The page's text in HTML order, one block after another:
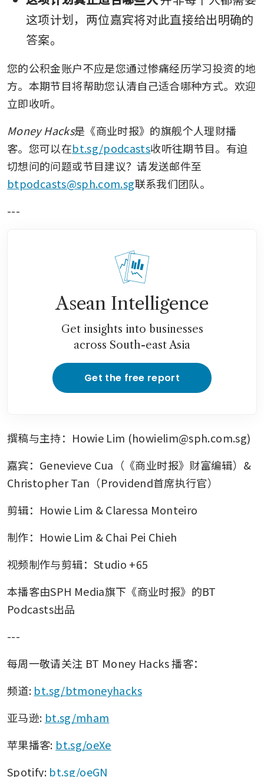
这项计划，两位嘉宾将对此直接给出明确的
答案。
您的公积金账户不应是您通过惨痛经历学习投资的地
方。本期节目将帮助您认清自己适合哪种方式。欢迎
立即收听。
Money Hacks是《商业时报》的旗舰个人理财播
客。您可以在bt.sg/podcasts收听往期节目。有迫
切想问的问题或节目建议？请发送邮件至
btpodcasts@sph.com.sg联系我们团队。
---
Asean Intelligence
Get insights into businesses
across South-east Asia
Get the free report
撰稿与主持：Howie Lim (howielim@sph.com.sg)
嘉宾：Genevieve Cua（《商业时报》财富编辑）&
Christopher Tan（Providend首席执行官）
剪辑：Howie Lim & Claressa Monteiro
制作：Howie Lim & Chai Pei Chieh
视频制作与剪辑：Studio +65
本播客由SPH Media旗下《商业时报》的BT
Podcasts出品
---
每周一敬请关注 BT Money Hacks 播客：
频道: bt.sg/btmoneyhacks
亚马逊: bt.sg/mham
苹果播客: bt.sg/oeXe
Spotify: bt.sg/oeGN